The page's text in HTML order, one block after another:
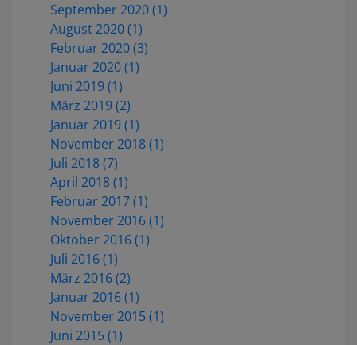
September 2020 (1)
August 2020 (1)
Februar 2020 (3)
Januar 2020 (1)
Juni 2019 (1)
März 2019 (2)
Januar 2019 (1)
November 2018 (1)
Juli 2018 (7)
April 2018 (1)
Februar 2017 (1)
November 2016 (1)
Oktober 2016 (1)
Juli 2016 (1)
März 2016 (2)
Januar 2016 (1)
November 2015 (1)
Juni 2015 (1)